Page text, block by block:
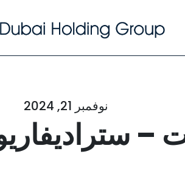
نوفمبر 21, 2024
–